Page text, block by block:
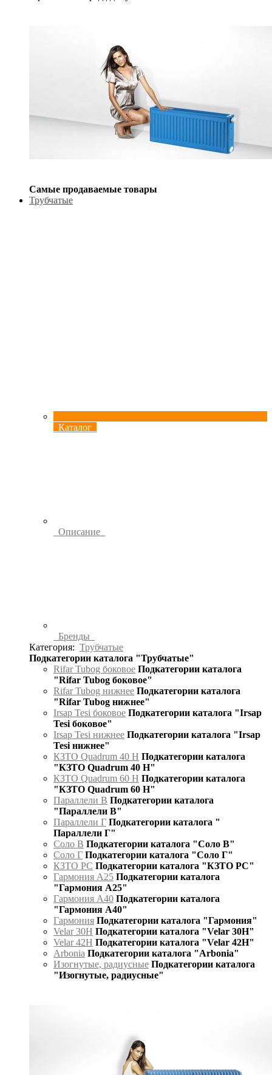
Самые продаваемые товары
Трубчатые
Каталог
Описание
Бренды
Категория: Трубчатые
Подкатегории каталога "Трубчатые"
Rifar Tubog боковое Подкатегории каталога
"Rifar Tubog боковое"
Rifar Tubog нижнее Подкатегории каталога
"Rifar Tubog нижнее"
Irsap Tesi боковое Подкатегории каталога "Irsap
Tesi боковое"
Irsap Tesi нижнее Подкатегории каталога "Irsap
Tesi нижнее"
КЗТО Quadrum 40 H Подкатегории каталога
"КЗТО Quadrum 40 H"
КЗТО Quadrum 60 H Подкатегории каталога
"КЗТО Quadrum 60 H"
Параллели В Подкатегории каталога
"Параллели В"
Параллели Г Подкатегории каталога "
Параллели Г"
Соло В Подкатегории каталога "Соло В"
Соло Г Подкатегории каталога "Соло Г"
КЗТО РС Подкатегории каталога "КЗТО РС"
Гармония А25 Подкатегории каталога
"Гармония А25"
Гармония А40 Подкатегории каталога
"Гармония А40"
Гармония Подкатегории каталога "Гармония"
Velar 30H Подкатегории каталога "Velar 30H"
Velar 42H Подкатегории каталога "Velar 42H"
Arbonia Подкатегории каталога "Arbonia"
Изогнутые, радиусные Подкатегории каталога
"Изогнутые, радиусные"